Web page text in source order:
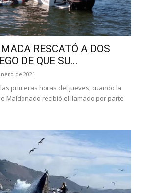
RESCATÓ A DOS
DE QUE SU...
de 2021
primeras horas del jueves, cuando la
Maldonado recibió el llamado por parte